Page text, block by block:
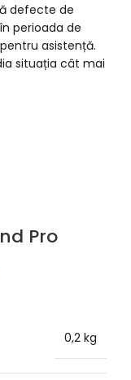
defecte de
perioada de
asistență.
situația cât mai
Pro
0,2 kg